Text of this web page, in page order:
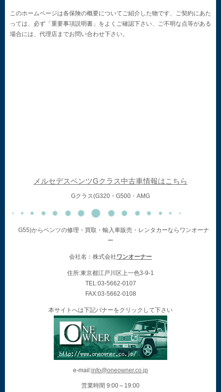
このホームページは各保険の概要についてご紹介した物です、ご契約にあた
っては、必ず「重要事項説明書」をよくご確認下さい、ご不明な点等がある
場合には、代理店までお問い合わせ下さい。
メルセデスベンツGクラス中古車情報はこちら
Gクラス(G320・G500・AMG
G55)からベンツの修理・買取・輸入車販売・レンタカーならワンオーナ
ー
会社名：株式会社ワンオーナー
住所:東京都江戸川区上一色3-9-1
TEL:03-5662-0107
FAX:03-5662-0108
本サイトへは下記バナーをクリックして下さい
e-mail:info@oneowner.co.jp
営業時間 9:00～19:00